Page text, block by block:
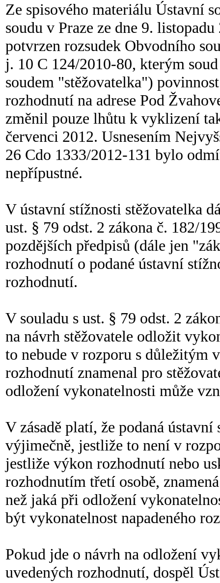
Ze spisového materiálu Ústavní
soudu v Praze ze dne 9.
potvrzen rozsudek Obvodního
j. 10 C 124/2010-80, kterým
soudem "stěžovatelka")
rozhodnutí na adrese Pod
změnil pouze lhůtu k vyklizení
červenci 2012. Usnesením
26 Cdo 1333/2012-131 bylo
nepřípustné.
V ústavní stížnosti stěžovatelka
ust. § 79 odst. 2 zákona č. 182/
pozdějších předpisů (dále jen
rozhodnutí o podané ústavní
rozhodnutí.
V souladu s ust. § 79 odst. 2
na návrh stěžovatele odložit
to nebude v rozporu s důležitým
rozhodnutí znamenal pro
odložení vykonatelnosti může
V zásadě platí, že podaná
výjimečně, jestliže to není v
jestliže výkon rozhodnutí nebo
rozhodnutím třetí osobě,
než jaká při odložení
být vykonatelnost napadeného
Pokud jde o návrh na odložení
uvedených rozhodnutí, dospěl